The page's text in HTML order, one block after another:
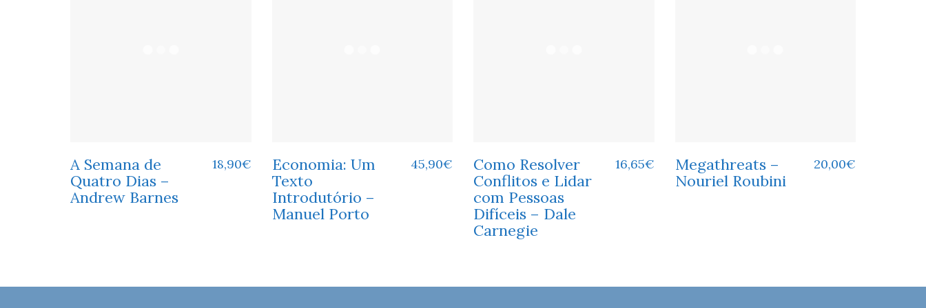
A Semana de
Quatro Dias –
Andrew Barnes
18,90€
Economia: Um
Texto
Introdutório –
Manuel Porto
45,90€
Como Resolver
Conflitos e Lidar
com Pessoas
Difíceis – Dale
Carnegie
16,65€
Megathreats –
Nouriel Roubini
20,00€